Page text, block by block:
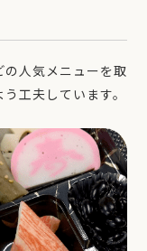
人気メニューを取
工夫しています。